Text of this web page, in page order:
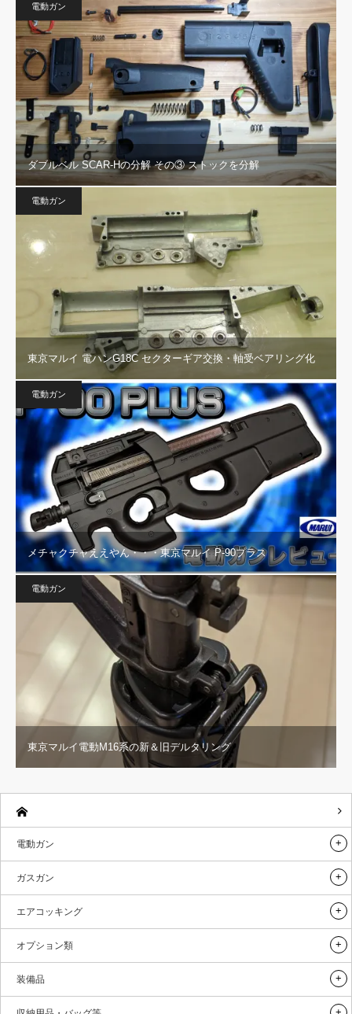
電動ガン
ダブルベル SCAR-Hの分解 その③ ストックを分解
電動ガン
東京マルイ 電ハンG18C セクターギア交換・軸受ベアリング化
電動ガン
メチャクチャええやん・・・東京マルイ P-90プラス
電動ガン
東京マルイ電動M16系の新＆旧デルタリング
電動ガン
ガスガン
エアコッキング
オプション類
装備品